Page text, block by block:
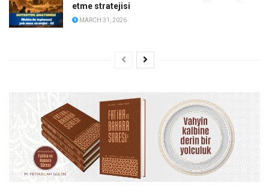
etme stratejisi
MARCH 31, 2026